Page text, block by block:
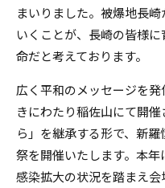
まいりました。被爆地長
いくことが、長崎の皆様
命だと考えております。
広く平和のメッセージを
きにわたり稲佐山にて開
ら」を継承する形で、新
祭を開催いたします。本
感染拡大の状況を踏まえ